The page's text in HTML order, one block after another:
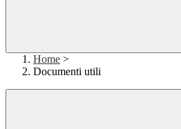
Home >
Documenti utili